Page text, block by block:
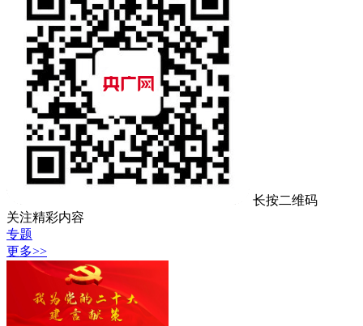
长按二维码
关注精彩内容
专题
更多>>